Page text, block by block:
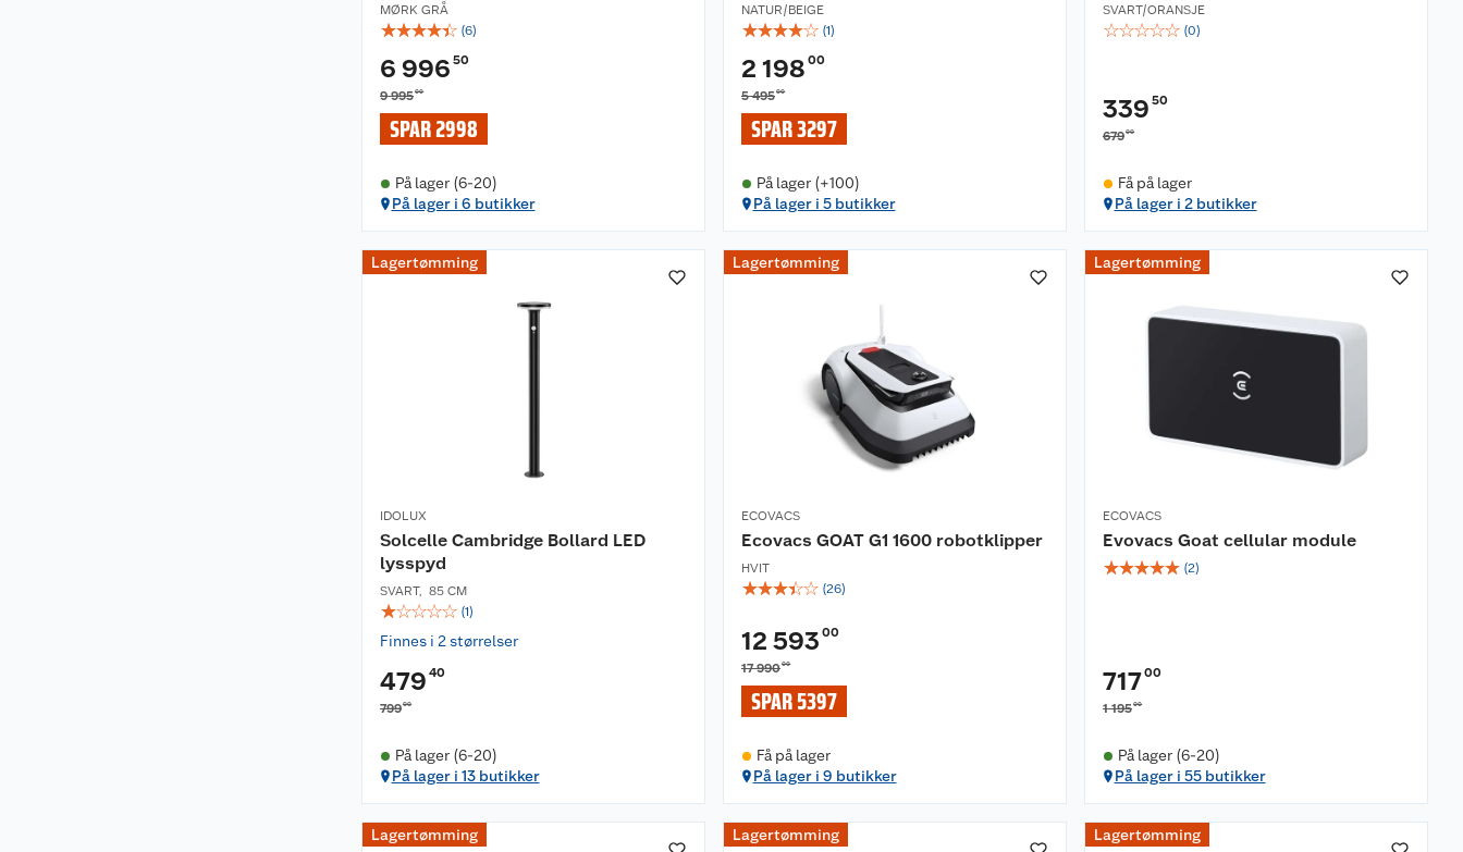
MØRK GRÅ
☆☆☆☆☆ (6)
6 996 50
9 99500
SPAR 2998
På lager (6-20)
På lager i 6 butikker
NATUR/BEIGE
☆☆☆☆☆ (1)
2 198 00
5 49500
SPAR 3297
På lager (+100)
På lager i 5 butikker
SVART/ORANSJE
☆☆☆☆☆ (0)
339 50
67900
Få på lager
På lager i 2 butikker
Lagertømming
IDOLUX
Solcelle Cambridge Bollard LED
lysspyd
SVART, 85 CM
☆☆☆☆☆ (1)
Finnes i 2 størrelser
479 40
79900
På lager (6-20)
På lager i 13 butikker
Lagertømming
ECOVACS
Ecovacs GOAT G1 1600 robotklipper
HVIT
☆☆☆☆☆ (26)
12 593 00
17 99000
SPAR 5397
Få på lager
På lager i 9 butikker
Lagertømming
ECOVACS
Evovacs Goat cellular module
☆☆☆☆☆ (2)
71700
1 19500
På lager (6-20)
På lager i 55 butikker
Lagertømming Lagertømming Lagertømming